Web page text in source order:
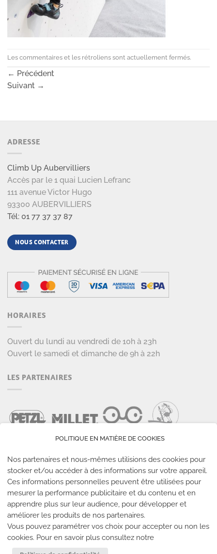
Les commentaires et les rétroliens sont actuellement fermés.
← Précédent
Suivant →
ADRESSE
Climb Up Aubervilliers
Accès par le 1 quai Lucien Lefranc
111 avenue Victor Hugo
93300 AUBERVILLIERS
Tél: 01 77 37 37 87
NOUS CONTACTER
HORAIRES
Ouvert du lundi au vendredi de 10h à 23h
Ouvert le samedi et dimanche de 9h à 22h
LES PARTENAIRES
LES SALLES CLIMB UP
Climb Up vous accueille dans ses salles, partout en
France
POLITIQUE EN MATIÈRE DE COOKIES
Nos partenaires et nous-mêmes utilisions des cookies pour
stocker et/ou accéder à des informations sur votre appareil.
Ces informations personnelles peuvent être utilisées pour
mesurer la performance publicitaire et du contenu et en
apprendre plus sur leur audience, pour développer et
améliorer les produits de nos partenaires.
Vous pouvez paramétrer vos choix pour accepter ou non les
cookies. Pour en savoir plus consultez notre